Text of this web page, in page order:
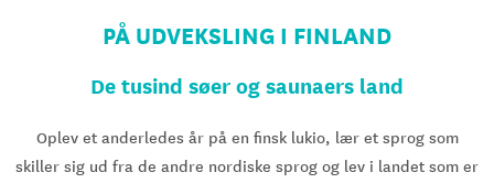
PÅ UDVEKSLING I FINLAND
De tusind søer og saunaers land
Oplev et anderledes år på en finsk lukio, lær et sprog som
skiller sig ud fra de andre nordiske sprog og lev i landet som er